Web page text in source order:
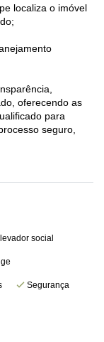
localiza o imóvel
oferecendo as
para
seguro,
social
Segurança